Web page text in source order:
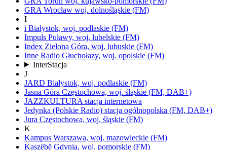
GRA Wrocław woj. dolnośląskie (FM)
I
i Białystok, woj. podlaskie (FM)
Impuls Puławy, woj. lubelskie (FM)
Index Zielona Góra, woj. lubuskie (FM)
Inne Radio Głuchołazy, woj. opolskie (FM)
InterStacja
J
JARD Białystok, woj. podlaskie (FM)
Jasna Góra Częstochowa, woj. śląskie (FM, DAB+)
JAZZKULTURA stacja internetowa
Jedynka (Polskie Radio) stacja ogólnopolska (FM, DAB+)
Jura Częstochowa, woj. śląskie (FM)
K
Kampus Warszawa, woj. mazowieckie (FM)
Kaszëbë Gdynia, woj. pomorskie (FM)